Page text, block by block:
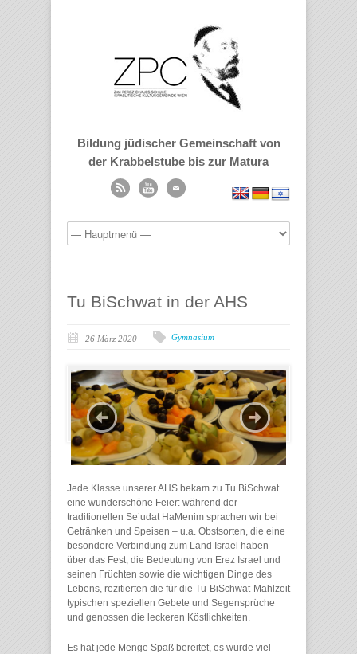
Bildung jüdischer Gemeinschaft von
der Krabbelstube bis zur Matura
Tu BiSchwat in der AHS
26 März 2020 Gymnasium
Jede Klasse unserer AHS bekam zu Tu BiSchwat
eine wunderschöne Feier: während der
traditionellen Se’udat HaMenim sprachen wir bei
Getränken und Speisen – u.a. Obstsorten, die eine
besondere Verbindung zum Land Israel haben –
über das Fest, die Bedeutung von Erez Israel und
seinen Früchten sowie die wichtigen Dinge des
Lebens, rezitierten die für die Tu-BiSchwat-Mahlzeit
typischen speziellen Gebete und Segensprüche
und genossen die leckeren Köstlichkeiten.
Es hat jede Menge Spaß bereitet, es wurde viel